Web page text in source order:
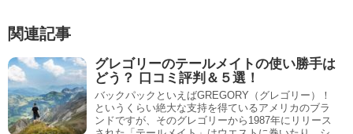
関連記事
グレゴリーのテールメイトの使い勝手は
どう？ 口コミ評判＆５選！
バックパックといえばGREGORY（グレゴリー）！
というくらい絶大な支持を得ているアメリカのブラ
ンドですが、そのグレゴリーから1987年にリリース